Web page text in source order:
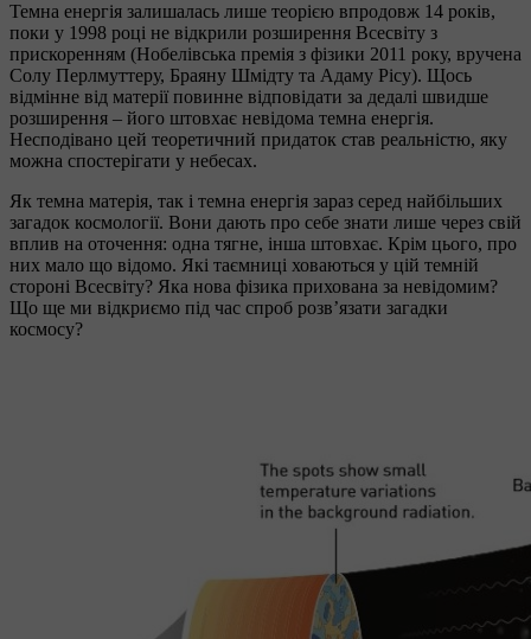
Темна енергія залишалась лише теорією впродовж 14 років,
поки у 1998 році не відкрили розширення Всесвіту з
прискоренням (Нобелівська премія з фізики 2011 року, вручена
Солу Перлмуттеру, Браяну Шмідту та Адаму Рісу). Щось
відмінне від матерії повинне відповідати за дедалі швидше
розширення – його штовхає невідома темна енергія.
Несподівано цей теоретичний придаток став реальністю, яку
можна спостерігати у небесах.
Як темна матерія, так і темна енергія зараз серед найбільших
загадок космології. Вони дають про себе знати лише через свій
вплив на оточення: одна тягне, інша штовхає. Крім цього, про
них мало що відомо. Які таємниці ховаються у цій темній
стороні Всесвіту? Яка нова фізика прихована за невідомим?
Що ще ми відкриємо під час спроб розв’язати загадки
космосу?